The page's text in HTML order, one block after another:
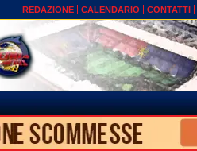
REDAZIONE CALENDARIO CONTATTI